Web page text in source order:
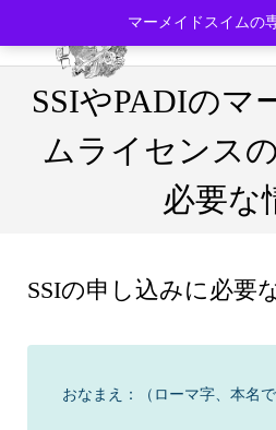
SSIやPADIのマ
ムライセンス
必要な
SSIの申し込みに必要
おなまえ：（ローマ字、本名で
マーメイドスイムの